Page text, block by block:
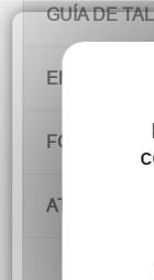
GUÍA DE
ENVÍOS Y
FORMAS
ATENCIÓN